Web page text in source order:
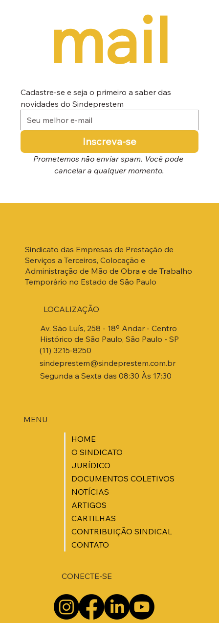
mail
Cadastre-se e seja o primeiro a saber das
novidades do Sindeprestem
Inscreva-se
Prometemos não enviar spam. Você pode
cancelar a qualquer momento.
Sindicato das Empresas de Prestação de
Serviços a Terceiros, Colocação e
Administração de Mão de Obra e de Trabalho
Temporário no Estado de São Paulo
MENU
HOME
O SINDICATO
JURÍDICO
DOCUMENTOS COLETIVOS
NOTÍCIAS
ARTIGOS
CARTILHAS
CONTRIBUIÇÃO SINDICAL
CONTATO
Av. São Luís, 258 - 18º Andar - Centro
Histórico de São Paulo, São Paulo - SP
(11) 3215-8250
sindeprestem@sindeprestem.com.br
Segunda a Sexta das 08:30 Às 17:30
LOCALIZAÇÃO
CONECTE-SE